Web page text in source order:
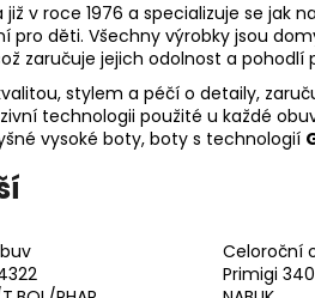
již v roce 1976 a specializuje se jak
pro děti. Všechny výrobky jsou
zaručuje jejich odolnost a pohodlí
stylem a péčí o detaily,
technologii použité u každé
vysoké boty, boty s technologií
Celoroční
Primigi